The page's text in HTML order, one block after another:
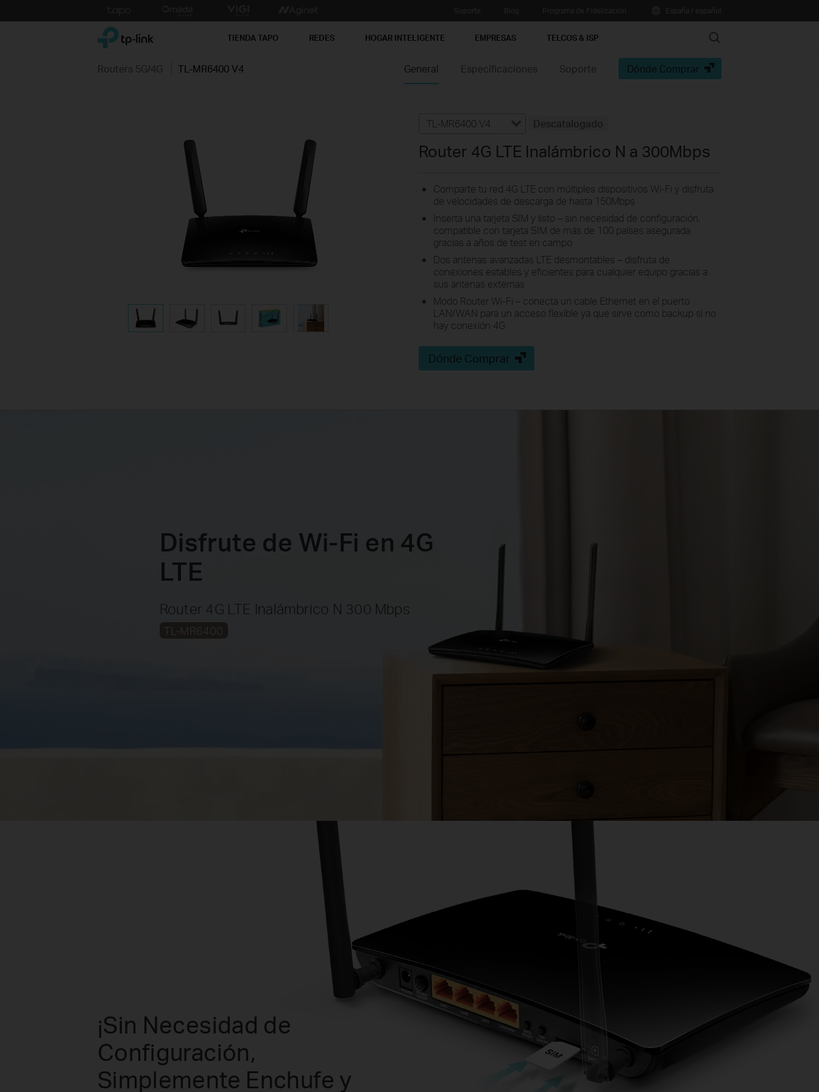
to
TP-Link, Reliably Smart TIENDA TAPO REDES HOGAR INTELIGENTE EMPRESAS TELCOS & ISP Search
Routers 5G/4G TL-MR6400 V4 General Especificaciones Soporte Dónde Comprar
TL-MR6400 V4 Descatalogado
Router 4G LTE Inalámbrico N a 300Mbps
Comparte tu red 4G LTE con múltiples dispositivos Wi-Fi y disfruta
de velocidades de descarga de hasta 150Mbps
Inserta una tarjeta SIM y listo – sin necesidad de configuración,
compatible con tarjeta SIM de más de 100 países asegurada
gracias a años de test en campo
Dos antenas avanzadas LTE desmontables – disfruta de
conexiones estables y eficientes para cualquier equipo gracias a
sus antenas externas
Modo Router Wi-Fi – conecta un cable Ethernet en el puerto
LAN/WAN para un acceso flexible ya que sirve como backup si no
hay conexión 4G
Dónde Comprar
Disfrute de Wi-Fi en 4G
LTE
Router 4G LTE Inalámbrico N 300 Mbps
TL-MR6400
¡Sin Necesidad de
Configuración,
Simplemente Enchufe y